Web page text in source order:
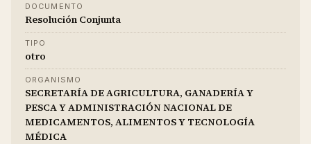
DOCUMENTO
Resolución Conjunta
TIPO
otro
ORGANISMO
SECRETARÍA DE AGRICULTURA, GANADERÍA Y
PESCA Y ADMINISTRACIÓN NACIONAL DE
MEDICAMENTOS, ALIMENTOS Y TECNOLOGÍA
MÉDICA